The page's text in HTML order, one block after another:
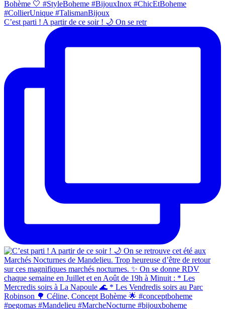
C’est parti ! A partir de ce soir ! 🌙 On se retr